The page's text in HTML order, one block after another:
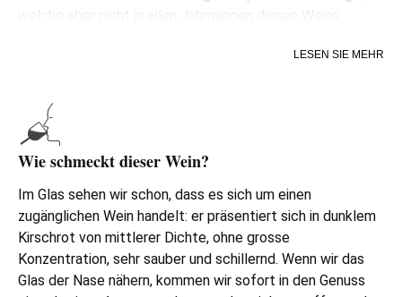
angepasst an das hiesige Terroir und in der Lage, die
vermitteln, und differenzierte Aromen anzubieten.
ÀN/2 ist ein ehrlicher Wein. Zugänglich, von tadelloser
Qualität und Herstellung, spiegelt er die typischen
Persönlichkeit und bietet ein gutes Preis-Leistungs-
Verhältnis.
LESEN SIE MEHR
Wie schmeckt dieser Wein?
Im Glas sehen wir schon, dass es sich um einen
zugänglichen Wein handelt: er präsentiert sich in dunklem
Kirschrot von mittlerer Dichte, ohne grosse
Konzentration, sehr sauber und schillernd. Wenn wir das
Glas der Nase nähern, kommen wir sofort in den Genuss